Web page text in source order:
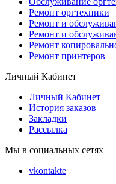
Ремонт оргтехники
Ремонт и
Ремонт и
Ремонт
Ремонт принтеров
Личный Кабинет
Личный Кабинет
История заказов
Закладки
Рассылка
Мы в социальных сетях
vkontakte